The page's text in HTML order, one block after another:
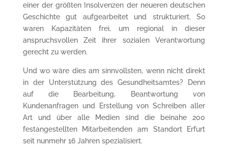
einer der größten Insolvenzen der neueren deutschen
Geschichte gut aufgearbeitet und strukturiert. So
waren Kapazitäten frei, um regional in dieser
anspruchsvollen Zeit ihrer sozialen Verantwortung
gerecht zu werden.
Und wo wäre dies am sinnvollsten, wenn nicht direkt
in der Unterstützung des Gesundheitsamtes? Denn
auf die Bearbeitung, Beantwortung von
Kundenanfragen und Erstellung von Schreiben aller
Art und über alle Medien sind die beinahe 200
festangestellten Mitarbeitenden am Standort Erfurt
seit nunmehr 16 Jahren spezialisiert.